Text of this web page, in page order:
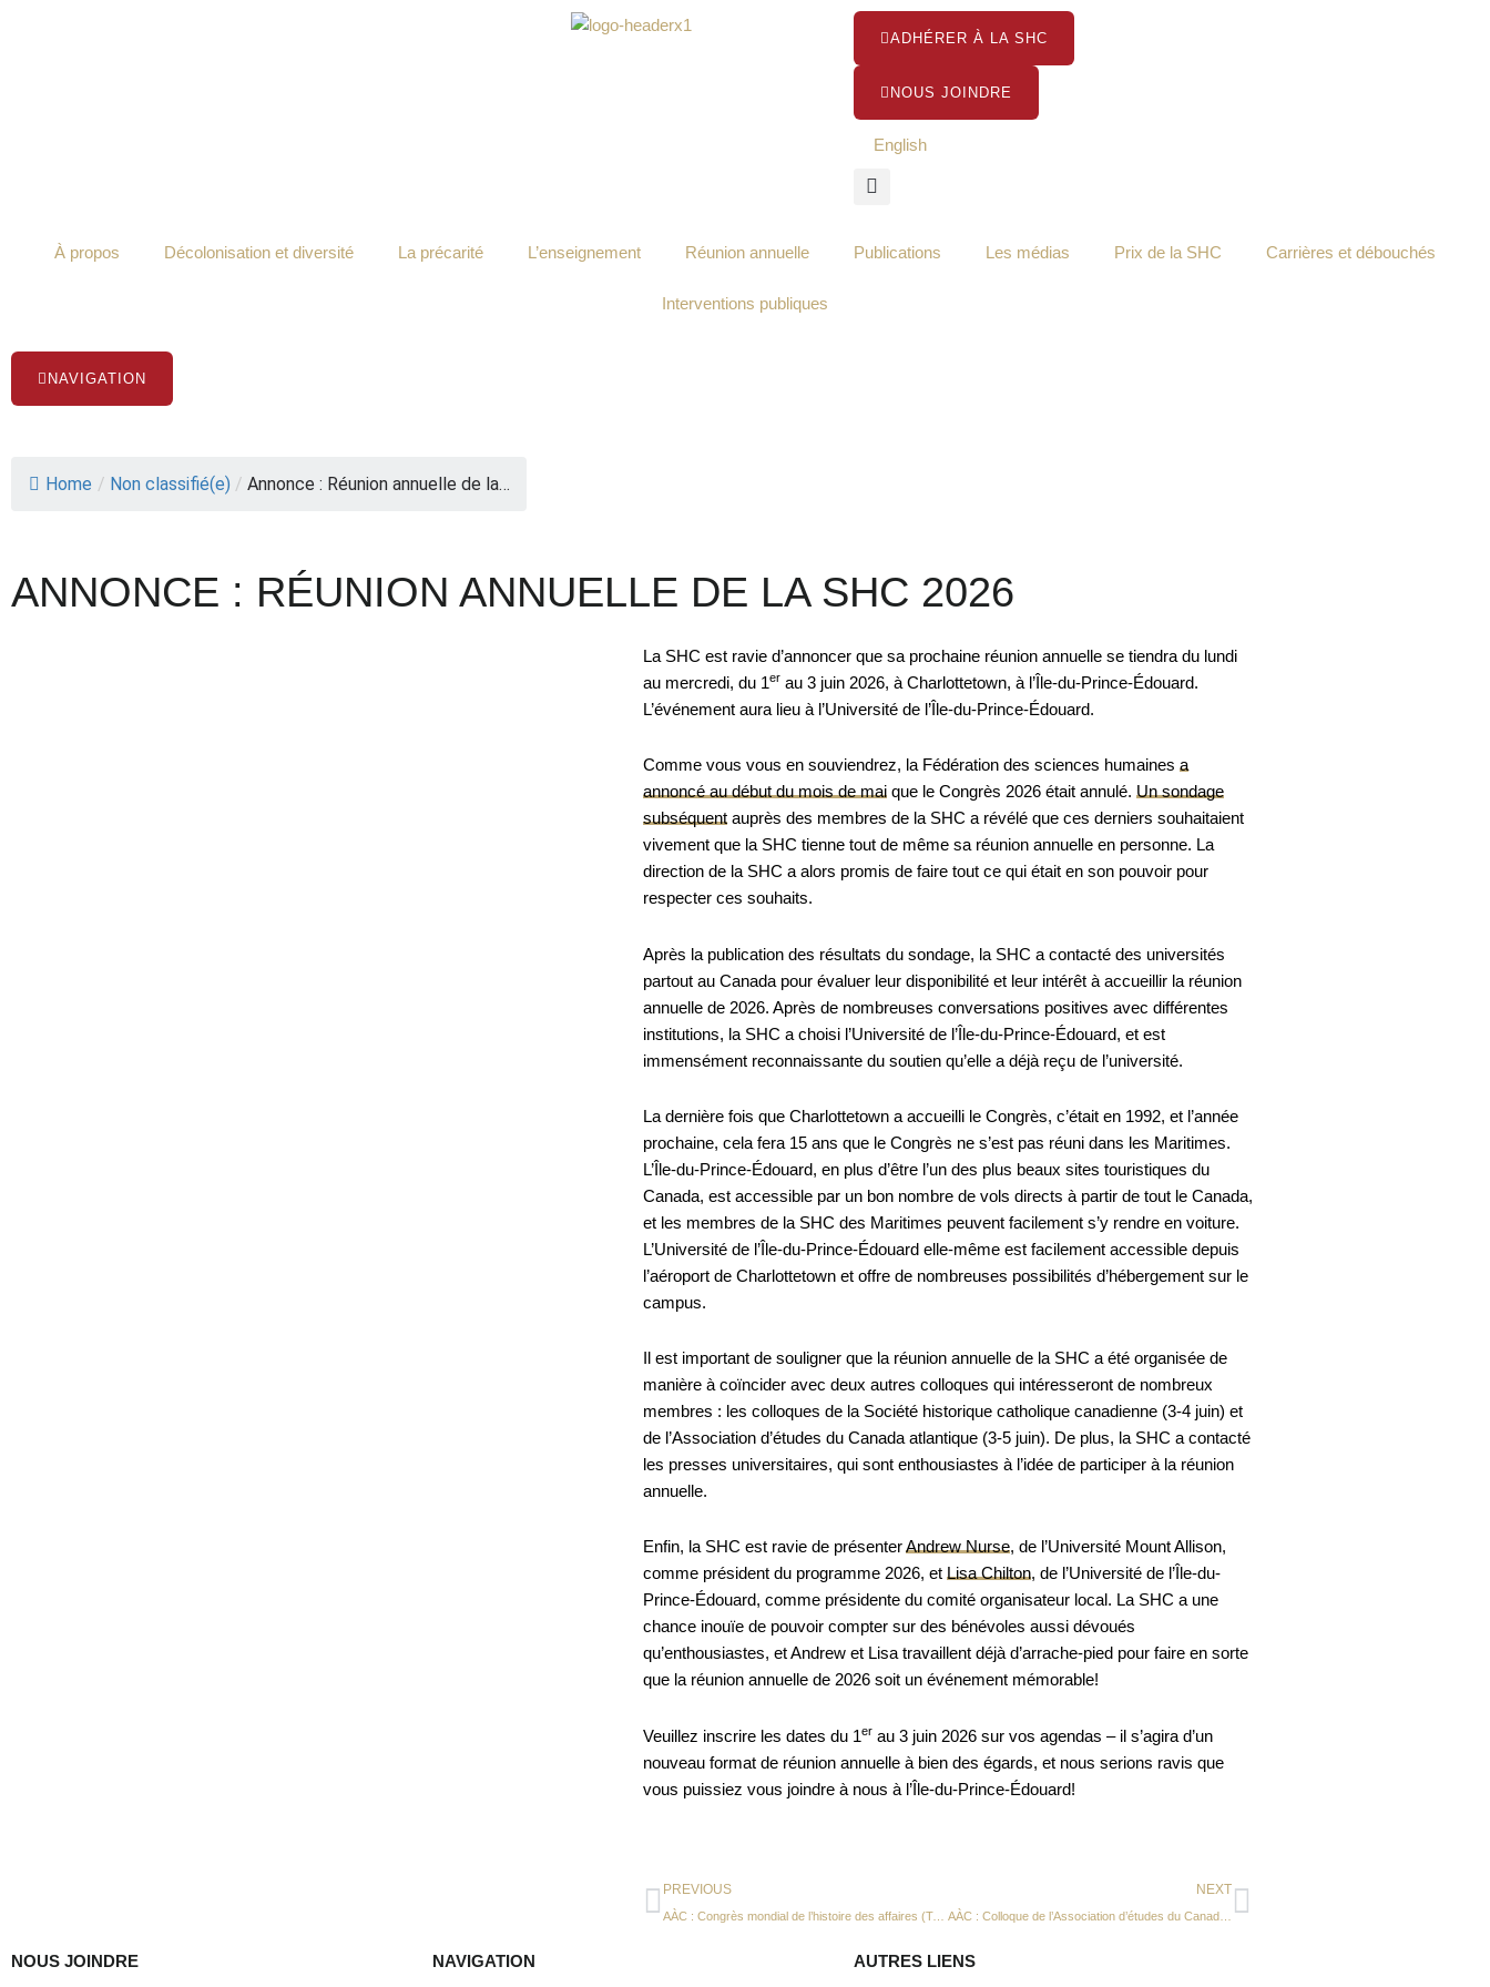
ADHÉRER À LA SHC
NOUS JOINDRE
English
À propos Décolonisation et diversité La précarité L’enseignement Réunion annuelle Publications Les médias Prix de la SHC Carrières et débouchés
Interventions publiques
NAVIGATION
Home / Non classifié(e) / Annonce : Réunion annuelle de la…
ANNONCE : RÉUNION ANNUELLE DE LA SHC 2026
La SHC est ravie d’annoncer que sa prochaine réunion annuelle se tiendra du lundi
au mercredi, du 1er au 3 juin 2026, à Charlottetown, à l’Île-du-Prince-Édouard.
L’événement aura lieu à l’Université de l’Île-du-Prince-Édouard.
Comme vous vous en souviendrez, la Fédération des sciences humaines a
annoncé au début du mois de mai que le Congrès 2026 était annulé. Un sondage
subséquent auprès des membres de la SHC a révélé que ces derniers souhaitaient
vivement que la SHC tienne tout de même sa réunion annuelle en personne. La
direction de la SHC a alors promis de faire tout ce qui était en son pouvoir pour
respecter ces souhaits.
Après la publication des résultats du sondage, la SHC a contacté des universités
partout au Canada pour évaluer leur disponibilité et leur intérêt à accueillir la réunion
annuelle de 2026. Après de nombreuses conversations positives avec différentes
institutions, la SHC a choisi l’Université de l’Île-du-Prince-Édouard, et est
immensément reconnaissante du soutien qu’elle a déjà reçu de l’université.
La dernière fois que Charlottetown a accueilli le Congrès, c’était en 1992, et l’année
prochaine, cela fera 15 ans que le Congrès ne s’est pas réuni dans les Maritimes.
L’Île-du-Prince-Édouard, en plus d’être l’un des plus beaux sites touristiques du
Canada, est accessible par un bon nombre de vols directs à partir de tout le Canada,
et les membres de la SHC des Maritimes peuvent facilement s’y rendre en voiture.
L’Université de l’Île-du-Prince-Édouard elle-même est facilement accessible depuis
l’aéroport de Charlottetown et offre de nombreuses possibilités d’hébergement sur le
campus.
Il est important de souligner que la réunion annuelle de la SHC a été organisée de
manière à coïncider avec deux autres colloques qui intéresseront de nombreux
membres : les colloques de la Société historique catholique canadienne (3-4 juin) et
de l’Association d’études du Canada atlantique (3-5 juin). De plus, la SHC a contacté
les presses universitaires, qui sont enthousiastes à l’idée de participer à la réunion
annuelle.
Enfin, la SHC est ravie de présenterAndrew Nurse, de l’Université Mount Allison,
comme président du programme 2026, et Lisa Chilton, de l’Université de l’Île-du-
Prince-Édouard, comme présidente du comité organisateur local. La SHC a une
chance inouïe de pouvoir compter sur des bénévoles aussi dévoués
qu’enthousiastes, et Andrew et Lisa travaillent déjà d’arrache-pied pour faire en sorte
que la réunion annuelle de 2026 soit un événement mémorable!
Veuillez inscrire les dates du 1er au 3 juin 2026 sur vos agendas – il s’agira d’un
nouveau format de réunion annuelle à bien des égards, et nous serions ravis que
vous puissiez vous joindre à nous à l’Île-du-Prince-Édouard!
Précédent
PREVIOUS
AÀC : Congrès mondial de l’histoire des affaires (Toronto 2026)
NEXT
AÀC : Colloque de l’Association d’études du Canada atlantique
Suivant
NOUS JOINDRE NAVIGATION AUTRES LIENS